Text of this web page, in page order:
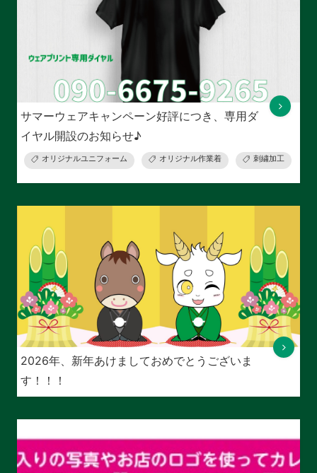
サマーウェアキャンペーン好評につき、専用ダ
イヤル開設のお知らせ♪
オリジナルユニフォーム オリジナル作業着 刺繍加工
2026年、新年あけましておめでとうございま
す！！！